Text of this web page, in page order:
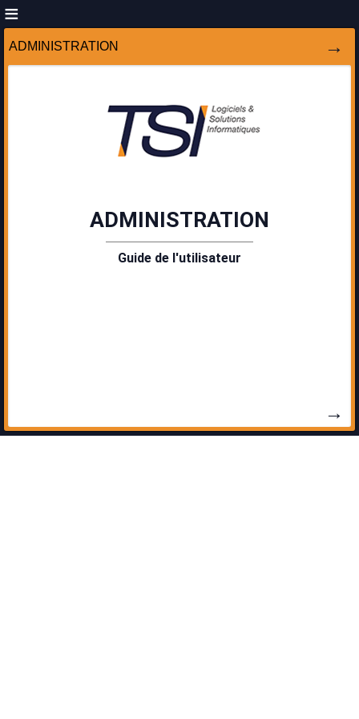
ADMINISTRATION
ADMINISTRATION
Guide de l'utilisateur